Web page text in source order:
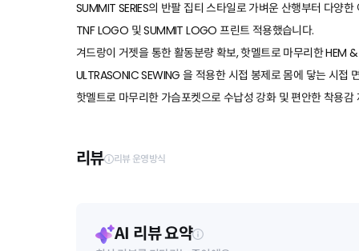
SUMMIT SERIES의 반팔 집티 스타일로 가벼운 산행부터 다양
TNF LOGO 및 SUMMIT LOGO 프린트 적용했습니다.
겨드랑이 거젯을 통한 활동분량 확보, 핫멜트로 마무리한 HEM
ULTRASONIC SEWING 을 적용한 시접 봉제로 몸에 닿는 시접
핫멜트로 마무리한 가슴포켓으로 수납성 강화 및 편안한 착용감